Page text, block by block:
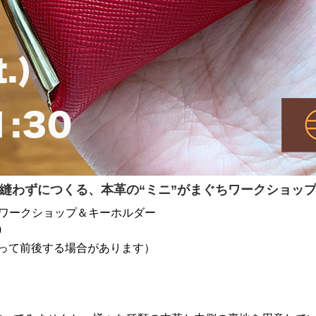
縫わずにつくる、本革の“ミニ”がまぐちワークショップ
ークショップ＆キーホルダー
前後する場合があります）